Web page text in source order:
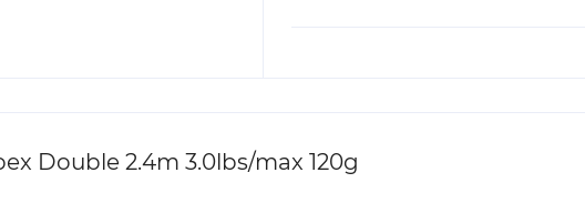
Double 2.4m 3.0lbs/max 120g